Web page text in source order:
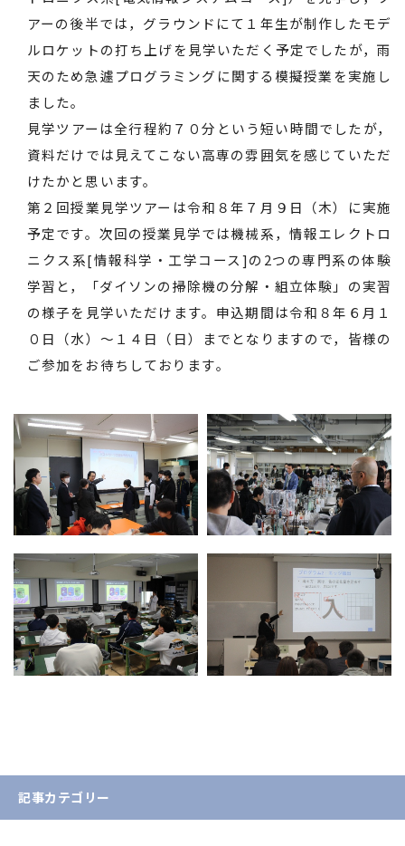
記事カテゴリー
アーの後半では，グラウンドにて１年生が制作したモデ
ルロケットの打ち上げを見学いただく予定でしたが，雨
天のため急遽プログラミングに関する模擬授業を実施し
ました。
見学ツアーは全行程約７０分という短い時間でしたが，
資料だけでは見えてこない高専の雰囲気を感じていただ
けたかと思います。
第２回授業見学ツアーは令和８年７月９日（木）に実施
予定です。次回の授業見学では機械系，情報エレクトロ
ニクス系[情報科学・工学コース]の2つの専門系の体験
学習と，「ダイソンの掃除機の分解・組立体験」の実習
の様子を見学いただけます。申込期間は令和８年６月１
０日（水）～１４日（日）までとなりますので，皆様の
ご参加をお待ちしております。